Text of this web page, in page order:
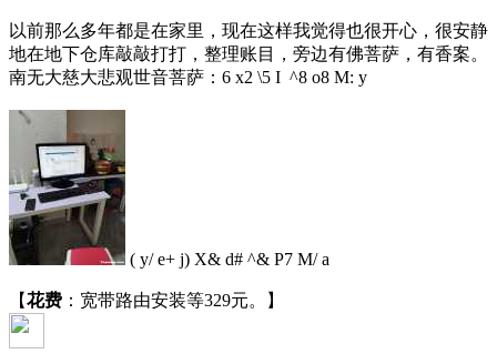
以前那么多年都是在家里，现在这样我觉得也很开心，很安静
地在地下仓库敲敲打打，整理账目，旁边有佛菩萨，有香案。
南无大慈大悲观世音菩萨： 6 x2 \5 I ^8 o8 M: y
( y/ e+ j) X& d# ^& P7 M/ a
【花费 ：宽带路由安装等329元。】